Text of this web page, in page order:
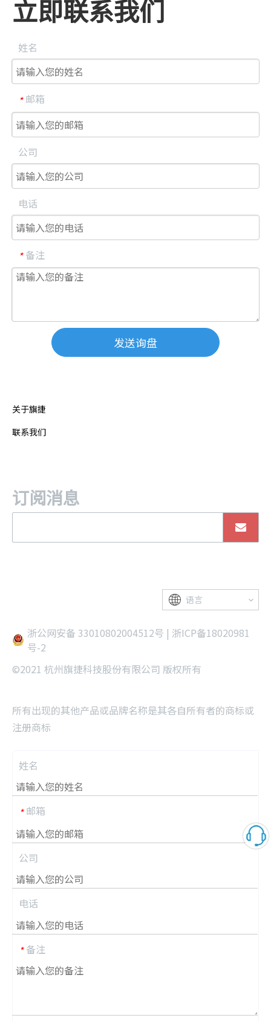
立即联系我们
姓名
* 邮箱
公司
电话
* 备注
发送询盘
关于旗捷
联系我们
订阅消息
语言
浙公网安备 33010802004512号 | 浙ICP备18020981
号-2
©2021 杭州旗捷科技股份有限公司 版权所有
所有出现的其他产品或品牌名称是其各自所有者的商标或
注册商标
姓名
* 邮箱
公司
电话
* 备注